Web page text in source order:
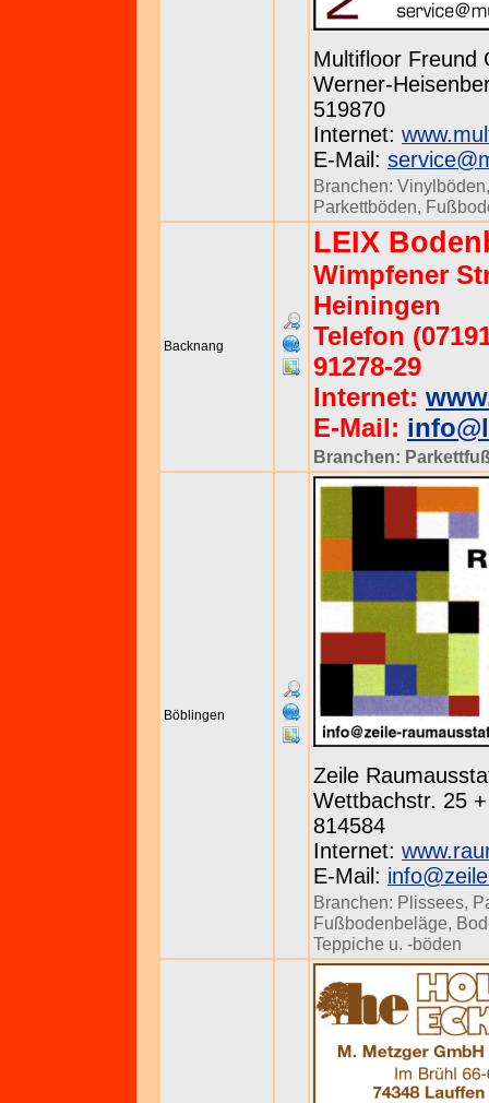
Multifloor Freund
Werner-
519870
Internet:
E-Mail:
Branchen: Vinylböden
Parkettböden,
Backnang
LEIX
Wimpfener
Heiningen
Telefon
91278-29
Internet:
E-Mail:
Branchen:
Böblingen
Zeile
Wettbachstr. 25
814584
Internet:
E-Mail:
Branchen: Plissees
Fußbodenbeläge
Teppiche u. -böden